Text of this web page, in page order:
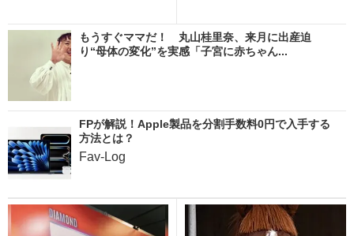
もうすぐママだ！ 丸山桂里奈、来月に出産迫
り“母体の変化”を実感「子宮に赤ちゃん...
FPが解説！Apple製品を分割手数料0円で入手する
方法とは？
Fav-Log